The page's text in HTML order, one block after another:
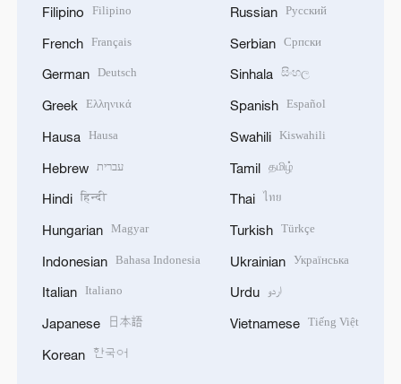
Filipino Filipino
French Français
German Deutsch
Greek Ελληνικά
Hausa Hausa
Hebrew עברית
Hindi हिन्दी
Hungarian Magyar
Indonesian Bahasa Indonesia
Italian Italiano
Japanese 日本語
Korean 한국어
Russian Русский
Serbian Српски
Sinhala සිංහල
Spanish Español
Swahili Kiswahili
Tamil தமிழ்
Thai ไทย
Turkish Türkçe
Ukrainian Українська
Urdu اردو
Vietnamese Tiếng Việt